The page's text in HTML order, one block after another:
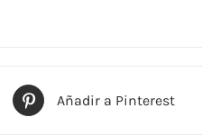
Añadir a Pinterest